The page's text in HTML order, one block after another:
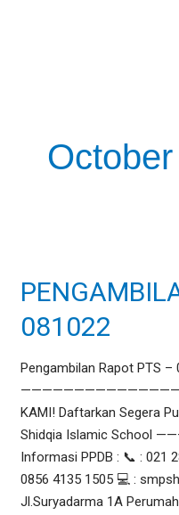
081022
Pengambilan Rapot PTS –
———————————————–
KAMI! Daftarkan Segera
Shidqia Islamic
Informasi PPDB : 📞 : 021
0856 4135 1505 💻 :
Jl.Suryadarma 1A
PTS
081022